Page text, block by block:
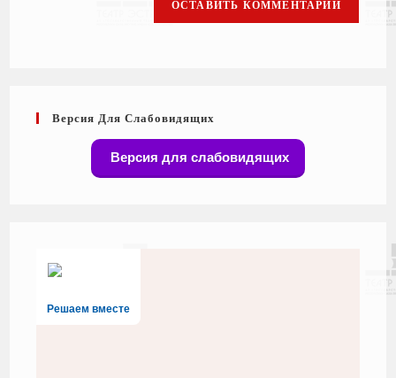
Версия Для Слабовидящих
Версия для слабовидящих
Решаем вместе